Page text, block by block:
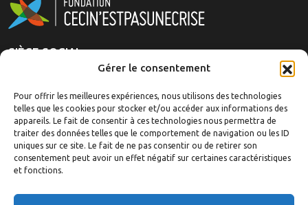
Gérer le consentement
Pour offrir les meilleures expériences, nous utilisons des technologies
telles que les cookies pour stocker et/ou accéder aux informations des
appareils. Le fait de consentir à ces technologies nous permettra de
traiter des données telles que le comportement de navigation ou les ID
uniques sur ce site. Le fait de ne pas consentir ou de retirer son
consentement peut avoir un effet négatif sur certaines caractéristiques
et fonctions.
SIÈGE SOCIAL
1210 Brussels, Belgique
La fondation
Analyses
Articles/Événements
Ouvrages
Revue de presse